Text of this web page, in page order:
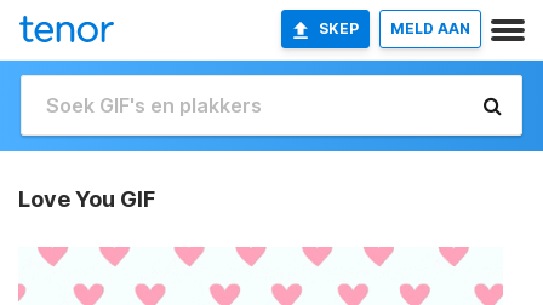
SKEP MELD AAN
Love You GIF